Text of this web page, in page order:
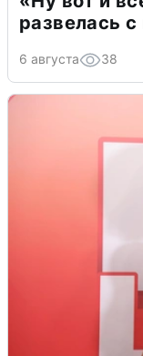
развелась
6 августа 38